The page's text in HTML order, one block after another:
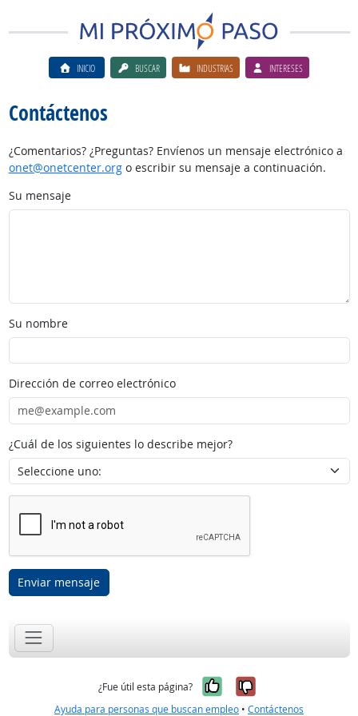
INICIO BUSCAR INDUSTRIAS INTERESES
Contáctenos
¿Comentarios? ¿Preguntas? Envíenos un mensaje electrónico a
onet@onetcenter.orgo escribir su mensaje a continuación.
Su mensaje
Su nombre
Dirección de correo electrónico
¿Cuál de los siguientes lo describe mejor?
Enviar mensaje
¿Fue útil esta página? Sí, fue útil
No, no fue
Ayuda para personas que buscan empleo • Contáctenos